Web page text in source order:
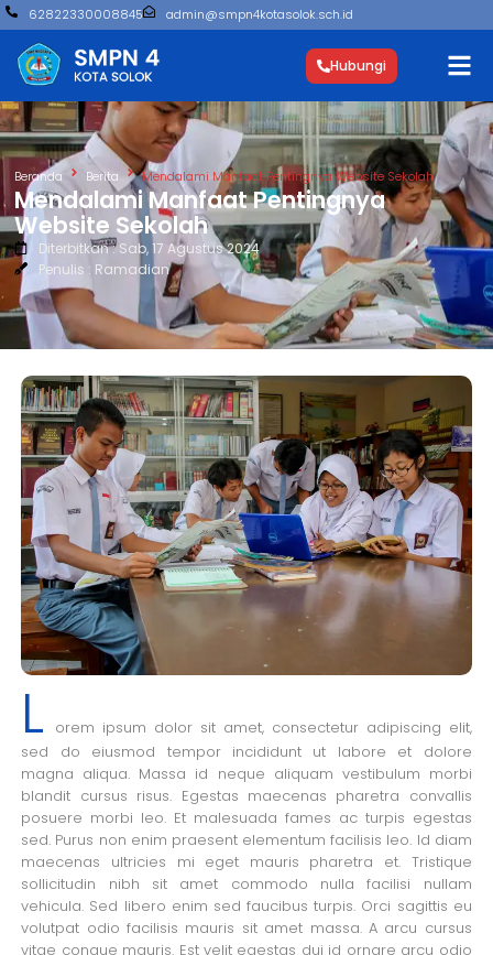
62822330008845 admin@smpn4kotasolok.sch.id
Hubungi
Beranda Berita Mendalami Manfaat Pentingnya Website Sekolah
Mendalami Manfaat Pentingnya
Website Sekolah
Diterbitkan : Sab, 17 Agustus 2024
Penulis : Ramadian
L
orem ipsum dolor sit amet, consectetur adipiscing elit,
sed do eiusmod tempor incididunt ut labore et dolore
magna aliqua. Massa id neque aliquam vestibulum morbi
blandit cursus risus. Egestas maecenas pharetra convallis
posuere morbi leo. Et malesuada fames ac turpis egestas
sed. Purus non enim praesent elementum facilisis leo. Id diam
maecenas ultricies mi eget mauris pharetra et. Tristique
sollicitudin nibh sit amet commodo nulla facilisi nullam
vehicula. Sed libero enim sed faucibus turpis. Orci sagittis eu
volutpat odio facilisis mauris sit amet massa. A arcu cursus
vitae congue mauris. Est velit egestas dui id ornare arcu odio